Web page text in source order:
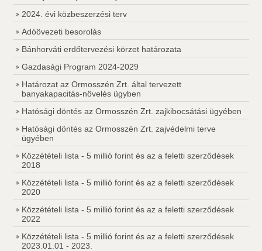
2024. évi közbeszerzési terv
Adóövezeti besorolás
Bánhorváti erdőtervezési körzet határozata
Gazdasági Program 2024-2029
Határozat az Ormosszén Zrt. által tervezett
banyakapacitás-növelés ügyben
Hatósági döntés az Ormosszén Zrt. zajkibocsátási ügyében
Hatósági döntés az Ormosszén Zrt. zajvédelmi terve
ügyében
Közzétételi lista - 5 millió forint és az a feletti szerződések
2018
Közzétételi lista - 5 millió forint és az a feletti szerződések
2020
Közzétételi lista - 5 millió forint és az a feletti szerződések
2022
Közzétételi lista - 5 millió forint és az a feletti szerződések
2023.01.01 - 2023.